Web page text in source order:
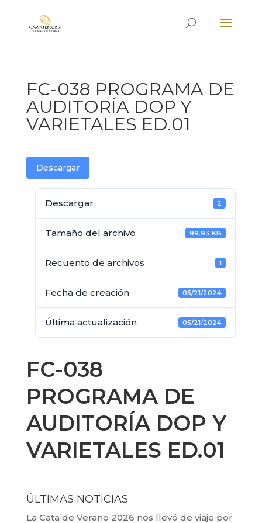
FC-038 PROGRAMA DE
AUDITORÍA DOP Y
VARIETALES ED.01
Descargar
Descargar 2
Tamaño del archivo 99.93 KB
Recuento de archivos 1
Fecha de creación 05/21/2024
Última actualización 05/21/2024
FC-038
PROGRAMA DE
AUDITORÍA DOP Y
VARIETALES ED.01
ÚLTIMAS NOTICIAS
La Cata de Verano 2026 nos llevó de viaje por